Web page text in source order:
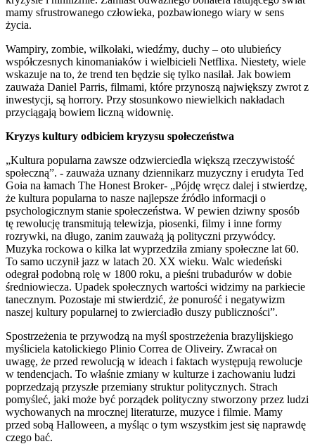
mamy sfrustrowanego człowieka, pozbawionego wiary w sens
życia.
Wampiry, zombie, wilkołaki, wiedźmy, duchy – oto ulubieńcy
współczesnych kinomaniaków i wielbicieli Netflixa. Niestety, wiele
wskazuje na to, że trend ten będzie się tylko nasilał. Jak bowiem
zauważa Daniel Parris, filmami, które przynoszą największy zwrot z
inwestycji, są horrory. Przy stosunkowo niewielkich nakładach
przyciągają bowiem liczną widownię.
Kryzys kultury odbiciem kryzysu społeczeństwa
„Kultura popularna zawsze odzwierciedla większą rzeczywistość
społeczną”. - zauważa uznany dziennikarz muzyczny i erudyta Ted
Goia na łamach The Honest Broker- „Pójdę wręcz dalej i stwierdzę,
że kultura popularna to nasze najlepsze źródło informacji o
psychologicznym stanie społeczeństwa. W pewien dziwny sposób
tę rewolucję transmitują telewizja, piosenki, filmy i inne formy
rozrywki, na długo, zanim zauważą ją polityczni przywódcy.
Muzyka rockowa o kilka lat wyprzedziła zmiany społeczne lat 60.
To samo uczynił jazz w latach 20. XX wieku. Walc wiedeński
odegrał podobną rolę w 1800 roku, a pieśni trubadurów w dobie
średniowiecza. Upadek społecznych wartości widzimy na parkiecie
tanecznym. Pozostaje mi stwierdzić, że ponurość i negatywizm
naszej kultury popularnej to zwierciadło duszy publiczności”.
Spostrzeżenia te przywodzą na myśl spostrzeżenia brazylijskiego
myśliciela katolickiego Plinio Correa de Oliveiry. Zwracał on
uwagę, że przed rewolucją w ideach i faktach występują rewolucje
w tendencjach. To właśnie zmiany w kulturze i zachowaniu ludzi
poprzedzają przyszłe przemiany struktur politycznych. Strach
pomyśleć, jaki może być porządek polityczny stworzony przez ludzi
wychowanych na mrocznej literaturze, muzyce i filmie. Mamy
przed sobą Halloween, a myśląc o tym wszystkim jest się naprawdę
czego bać.